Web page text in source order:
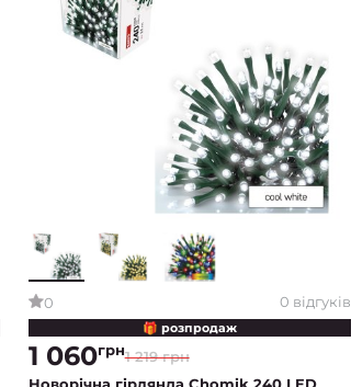
0 0 відгуків
🎁 розпродаж
1 219 грн
1 060грн